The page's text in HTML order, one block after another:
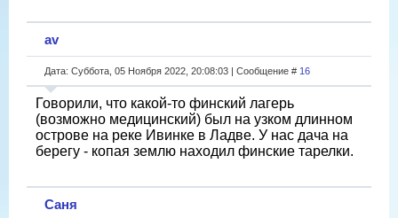
av
Дата: Суббота, 05 Ноября 2022, 20:08:03 | Сообщение # 16
Говорили, что какой-то финский лагерь
(возможно медицинский) был на узком длинном
острове на реке Ивинке в Ладве. У нас дача на
берегу - копая землю находил финские тарелки.
Саня